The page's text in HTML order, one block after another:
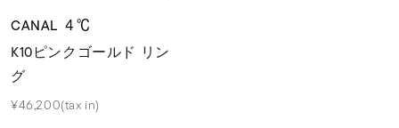
CANAL ４℃
K10ピンクゴールド リン
グ
¥46,200(tax in)